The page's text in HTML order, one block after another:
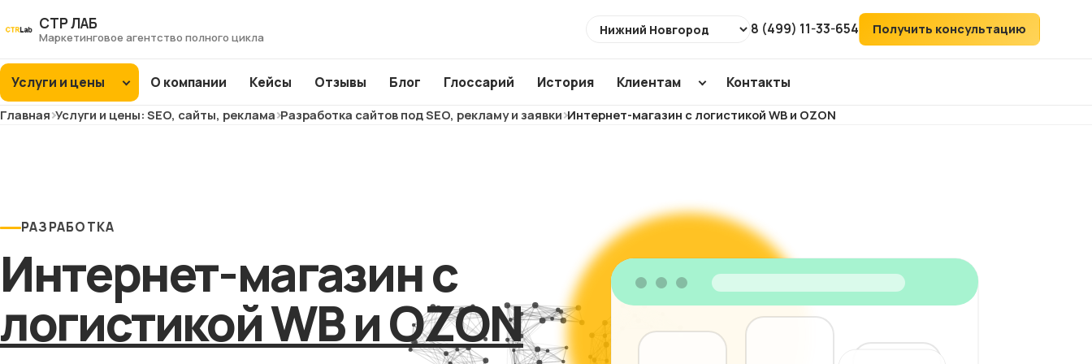
СТР ЛАБ
Маркетинговое агентство полного цикла
Выберите
8 (499) 11-33-654 Получить консультацию
Услуги и цены
NEW
Сайты услуг
Медицина и
клиники
маркетплейсов
NEW
Корпоративные
сайты
Лендинги и
Usability аудит
Технический
Аудит вашего
подрядчика
Анализ сайтов
конкурентов
О компании Кейсы Отзывы Блог Глоссарий История Клиентам
NEW
Контакты
Главная Услуги и цены: SEO, сайты, реклама Разработка сайтов под SEO, рекламу и заявки Интернет-магазин с логистикой WB и OZON
РАЗРАБОТКА
Интернет-магазин с
логистикой WB и OZON